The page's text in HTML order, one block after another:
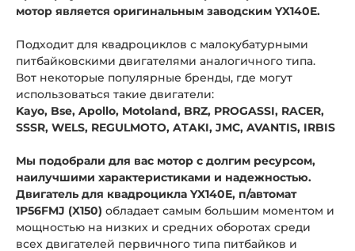
мотор является оригинальным заводским YX140Е.
Подходит для квадроциклов с малокубатурными
питбайковскими двигателями аналогичного типа.
Вот некоторые популярные бренды, где могут
использоваться такие двигатели:
Kayo, Bse, Apollo, Motoland, BRZ, PROGASSI, RACER,
SSSR, WELS, REGULMOTO, ATAKI, JMC, AVANTIS, IRBIS
Мы подобрали для вас мотор с долгим ресурсом,
наилучшими характеристиками и надежностью.
Двигатель для квадроцикла YX140Е, п/автомат
1P56FMJ (X150) обладает самым большим моментом и
мощностью на низких и средних оборотах среди
всех двигателей первичного типа питбайков и